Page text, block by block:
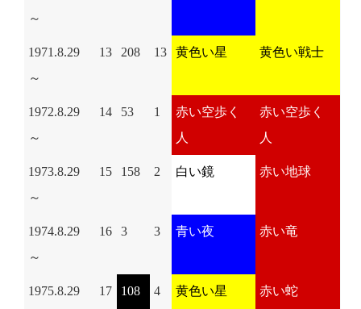
～
1971.8.29
～
13 208 13 黄色い星 黄色い戦士
1972.8.29
～
14 53 1
赤い空歩く
人
赤い空歩く
人
1973.8.29
～
15 158 2 白い鏡 赤い地球
1974.8.29
～
16 3 3 青い夜 赤い竜
1975.8.29
17 108 4 黄色い星 赤い蛇